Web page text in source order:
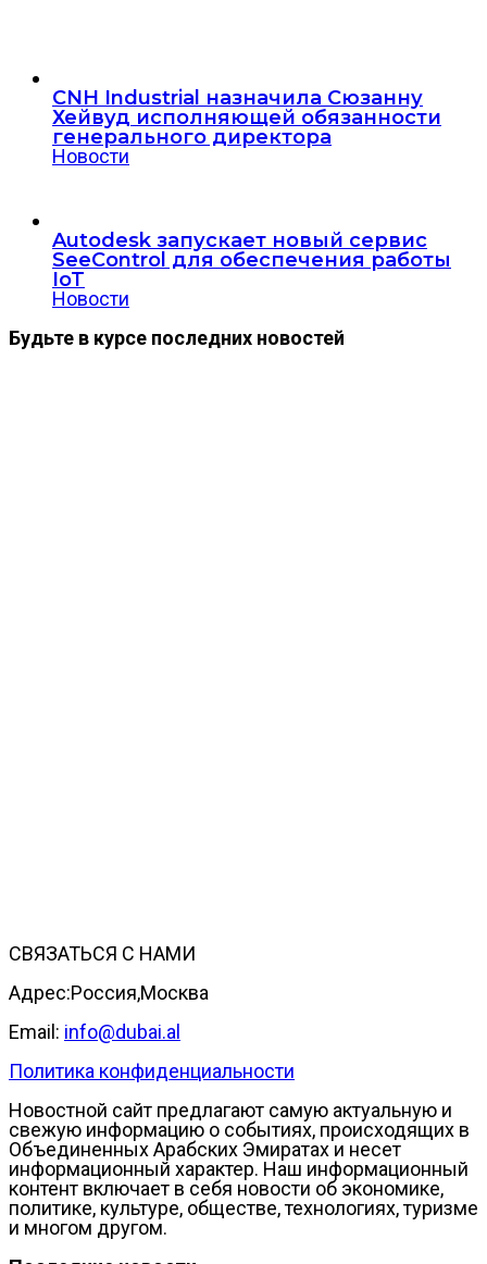
CNH Industrial назначила Сюзанну
Хейвуд исполняющей обязанности
генерального директора
Новости
Autodesk запускает новый сервис
SeeControl для обеспечения работы
IoT
Новости
Будьте в курсе последних новостей
СВЯЗАТЬСЯ С НАМИ
Адрес:Россия,Москва
Email: info@dubai.al
Политика конфиденциальности
Новостной сайт предлагают самую актуальную и
свежую информацию о событиях, происходящих в
Объединенных Арабских Эмиратах и несет
информационный характер. Наш информационный
контент включает в себя новости об экономике,
политике, культуре, обществе, технологиях, туризме
и многом другом.